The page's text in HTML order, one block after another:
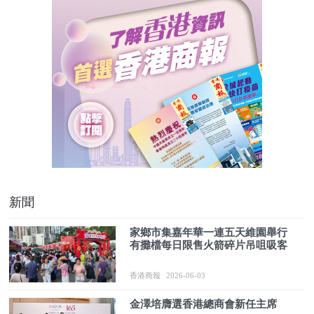
新聞
家鄉市集嘉年華一連五天維園舉行
有攤檔每日限售火箭碎片吊咀吸客
香港商報 2026-06-03
金澤培膺選香港總商會新任主席